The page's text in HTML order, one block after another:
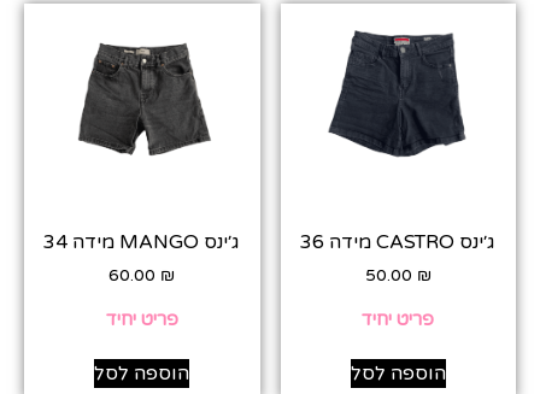
ג׳ינס CASTRO מידה 36
50.00 ₪
פריט יחיד
הוספה לסל
ג׳ינס MANGO מידה 34
60.00 ₪
פריט יחיד
הוספה לסל